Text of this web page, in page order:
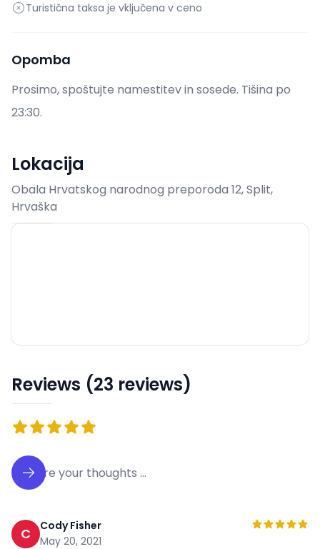
Turistična taksa je vključena v ceno
Opomba
Prosimo, spoštujte namestitev in sosede. Tišina po
23:30.
Lokacija
Obala Hrvatskog narodnog preporoda 12, Split,
Hrvaška
Reviews (23 reviews)
C
Cody Fisher
May 20, 2021